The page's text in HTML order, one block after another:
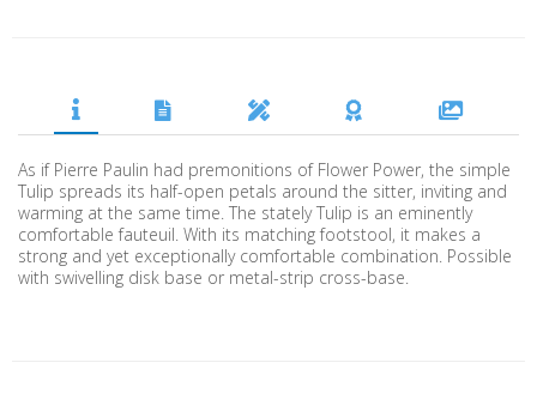
As if Pierre Paulin had premonitions of Flower Power, the simple
Tulip spreads its half-open petals around the sitter, inviting and
warming at the same time. The stately Tulip is an eminently
comfortable fauteuil. With its matching footstool, it makes a
strong and yet exceptionally comfortable combination. Possible
with swivelling disk base or metal-strip cross-base.